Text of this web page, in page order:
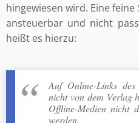
hingewiesen wird. Eine feine
ansteuerbar und nicht
heißt es hierzu:
Auf Online-Links
nicht von dem Verlag
Offline-Medien nicht
werden.